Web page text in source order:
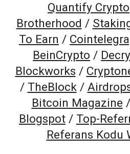
Quantify Crypto
Brotherhood /
To Earn /
BeinCrypto /
Blockworks /
/ TheBlock/
Bitcoin Magazine /
Blogspot / Top-
Referans Kodu